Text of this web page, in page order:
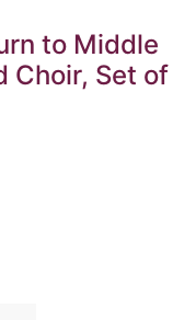
to Middle
Choir, Set of